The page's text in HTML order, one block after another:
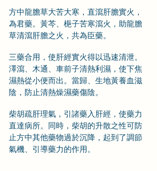
方中龍膽草大苦大寒，直瀉肝膽實火，
為君藥。黃芩、梔子苦寒瀉火，助龍膽
草清瀉肝膽之火，共為臣藥。
三藥合用，使肝經實火得以迅速清泄。
澤瀉、木通、車前子清熱利濕，使下焦
濕熱從小便而出。當歸、生地黃養血滋
陰，防止清熱燥濕藥傷陰。
柴胡疏肝理氣，引諸藥入肝經，使藥力
直達病所。同時，柴胡的升散之性可防
止方中其他藥物過於沉降，起到了調節
氣機、引導藥力的作用。